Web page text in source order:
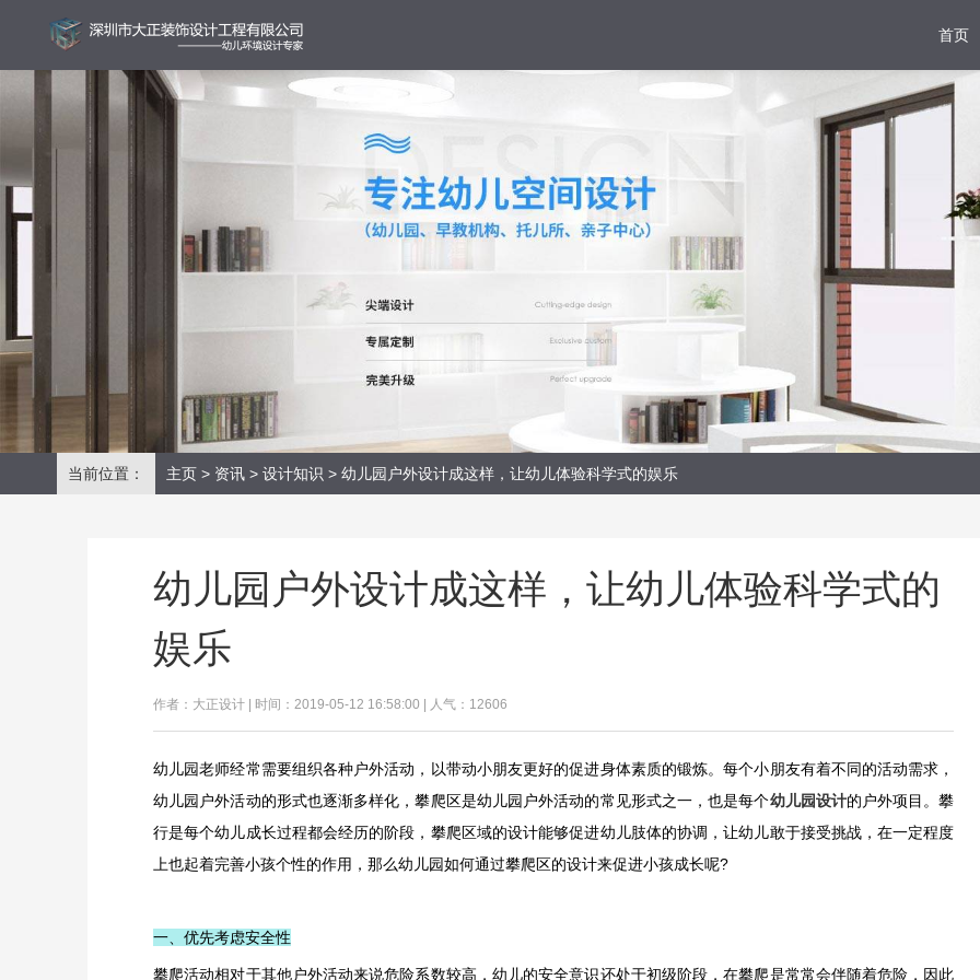
首页
当前位置： 主页 > 资讯 > 设计知识 > 幼儿园户外设计成这样，让幼儿体验科学式的娱乐
幼儿园户外设计成这样，让幼儿体验科学式的
娱乐
作者：大正设计 | 时间：2019-05-12 16:58:00 | 人气：12606
幼儿园老师经常需要组织各种户外活动，以带动小朋友更好的促进身体素质的锻炼。每个小朋友有着不同的活动需求，
幼儿园户外活动的形式也逐渐多样化，攀爬区是幼儿园户外活动的常见形式之一，也是每个幼儿园设计的户外项目。攀
行是每个幼儿成长过程都会经历的阶段，攀爬区域的设计能够促进幼儿肢体的协调，让幼儿敢于接受挑战，在一定程度
上也起着完善小孩个性的作用，那么幼儿园如何通过攀爬区的设计来促进小孩成长呢?
一、优先考虑安全性
攀爬活动相对于其他户外活动来说危险系数较高，幼儿的安全意识还处于初级阶段，在攀爬是常常会伴随着危险，因此